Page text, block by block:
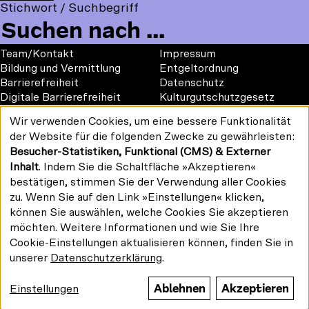
t
o
m
m
e
n
u
o
l
l
o
w
u
s
a
c
e
b
o
k
o
u
T
u
b
e
n
s
t
a
g
r
a
m
Stichwort / Suchbegriff
Kinemathek
Mauerstraße 79, 10117 Berlin
Google Maps
Footer
1
Team/Kontakt
Bildung und Vermittlung
Barrierefreiheit
Digitale Barrierefreiheit
Vermietung
Footer
2
Impressum
Entgeltordnung
Datenschutz
Kulturgutschutzgesetz
Newsletter
Kinemathek 2026
#kinemathek
Follow
us
on:
F
a
c
b
Y
o
u
T
I
n
s
m
Gefördert von:
Drucken/PDF
Verwendung
personenbezogener
Daten
und
Cookies
Wir verwenden Cookies, um eine bessere Funktionalität
der Website für die folgenden Zwecke zu gewährleisten:
Besucher-Statistiken, Funktional (CMS) & Externer
Inhalt. Indem Sie die Schaltfläche »Akzeptieren«
bestätigen, stimmen Sie der Verwendung aller Cookies
zu. Wenn Sie auf den Link »Einstellungen« klicken,
können Sie auswählen, welche Cookies Sie akzeptieren
möchten. Weitere Informationen und wie Sie Ihre
Cookie-Einstellungen aktualisieren können, finden Sie in
unserer Datenschutzerklärung.
Einstellungen Ablehnen Akzeptieren